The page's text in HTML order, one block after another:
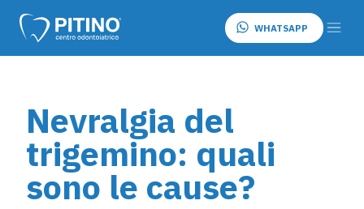
WHATSAPP
Nevralgia del
trigemino: quali
sono le cause?